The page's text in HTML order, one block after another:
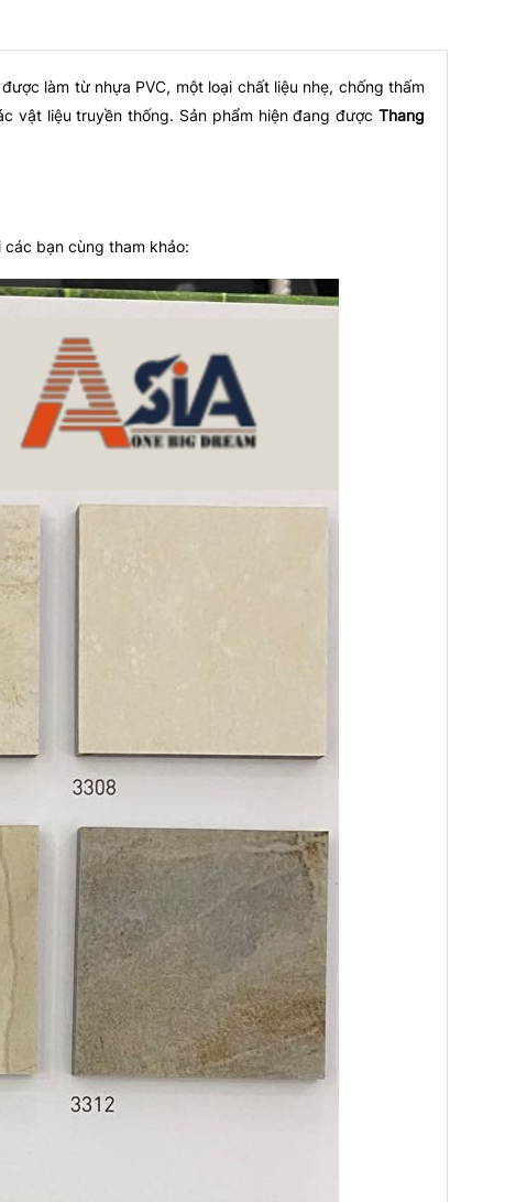
làm từ nhựa PVC, một loại chất liệu nhẹ, chống thấm
vật liệu truyền thống. Sản phẩm hiện đang được Thang
bạn cùng tham khảo: